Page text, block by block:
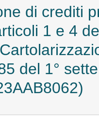
di crediti
1 e 4
del 1°